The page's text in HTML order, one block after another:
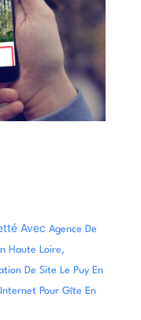
AvecAgence De
Haute Loire,
De Site Le Puy En
Pour Gîte En